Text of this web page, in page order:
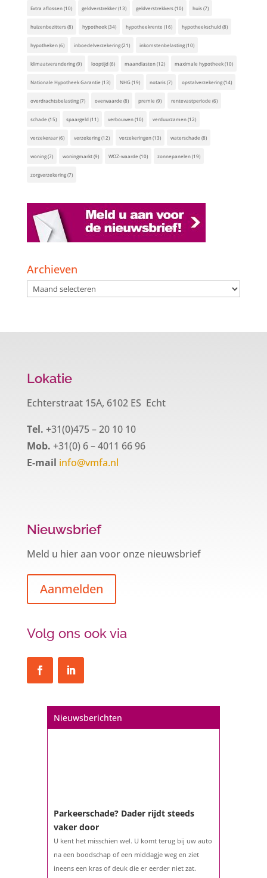
Extra aflossen(10) geldverstrekker(13) geldverstrekkers(10) huis(7)
huizenbezitters(8) hypotheek(34) hypotheekrente (16) hypotheekschuld(8)
hypotheken(6) inboedelverzekering(21) inkomstenbelasting(10)
klimaatverandering(9) looptijd(6) maandlasten(12) maximale hypotheek(10)
Nationale Hypotheek Garantie (13) NHG(19) notaris(7) opstalverzekering(14)
overdrachtsbelasting(7) overwaarde (8) premie (9) rentevastperiode (6)
schade (15) spaargeld(11) verbouwen(10) verduurzamen(12)
verzekeraar(6) verzekering(12) verzekeringen(13) waterschade (8)
woning(7) woningmarkt(9) WOZ-waarde (10) zonnepanelen(19)
zorgverzekering(7)
Archieven
Archieven
Lokatie
Echterstraat 15A, 6102 ES Echt
Tel. +31(0)475 – 20 10 10
Mob. +31(0) 6 – 4011 66 96
E-mail info@vmfa.nl
Nieuwsbrief
Meld u hier aan voor onze nieuwsbrief
Aanmelden
Volg ons ook via
Nieuwsberichten
Parkeerschade? Dader rijdt steeds
vaker door
U kent het misschien wel. U komt terug bij uw auto
na een boodschap of een middagje weg en ziet
ineens een kras of deuk die er eerder niet zat.